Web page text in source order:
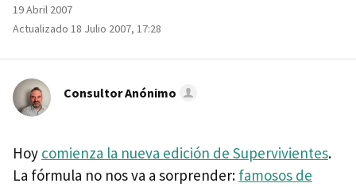
19 Abril 2007
Actualizado 18 Julio 2007, 17:28
Consultor Anónimo
Hoy comienza la nueva edición de Supervivientes.
La fórmula no nos va a sorprender: famosos de